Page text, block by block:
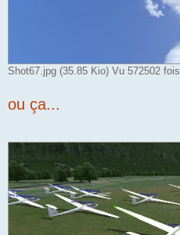
Shot67.jpg (35.85 Kio) Vu 572502 fois
ou ça...